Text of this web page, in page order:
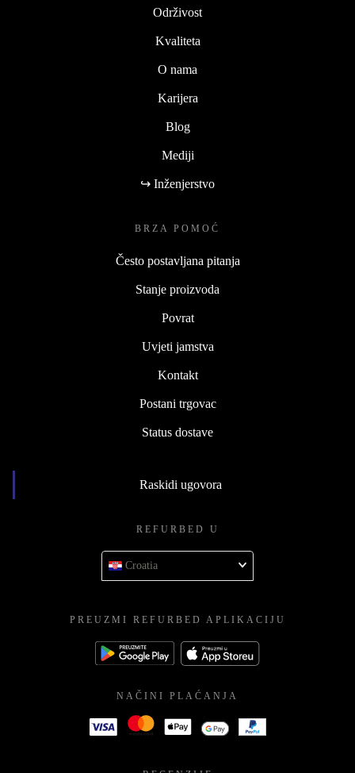
Održivost
Kvaliteta
O nama
Karijera
Blog
Mediji
↪ Inženjerstvo
BRZA POMOĆ
Često postavljana pitanja
Stanje proizvoda
Povrat
Uvjeti jamstva
Kontakt
Postani trgovac
Status dostave
Raskidi ugovora
REFURBED U
Croatia
PREUZMI REFURBED APLIKACIJU
NAČINI PLAĆANJA